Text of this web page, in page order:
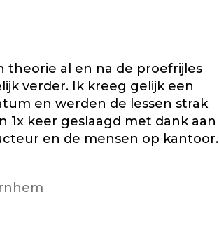
theorie al en na de proefrijles
verder. Ik kreeg gelijk een
en werden de lessen strak
1x keer geslaagd met dank aan
en de mensen op kantoor.